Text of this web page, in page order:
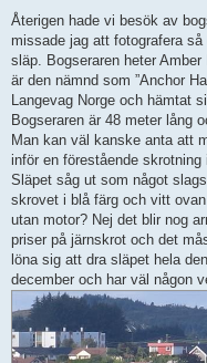
s
Återigen hade vi besök av
missade jag att fotografera
släp. Bogseraren heter
är den nämnd som ”Anchor
Langevag Norge och hämtat
Bogseraren är 48 meter lång
Man kan väl kanske anta att
inför en förestående
Släpet såg ut som något
skrovet i blå färg och vitt
utan motor? Nej det blir nog
priser på järnskrot och det
löna sig att dra släpet hela
december och har väl någon